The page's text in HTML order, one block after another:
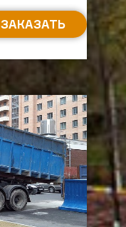
ЗАКАЗАТЬ